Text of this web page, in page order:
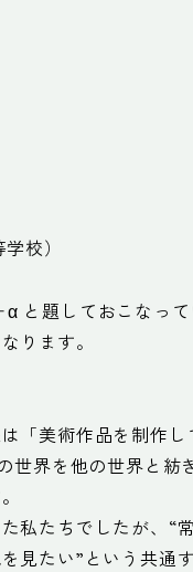
校）
と題しておこなっ
ります。
「美術作品を制作し
世界を他の世界と紡
私たちでしたが、“
見たい”という共通